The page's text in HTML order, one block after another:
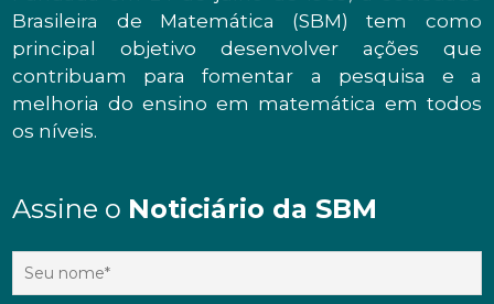
Brasileira de Matemática (SBM) tem como
principal objetivo desenvolver ações que
contribuam para fomentar a pesquisa e a
melhoria do ensino em matemática em todos
os níveis.
Assine o Noticiário da SBM